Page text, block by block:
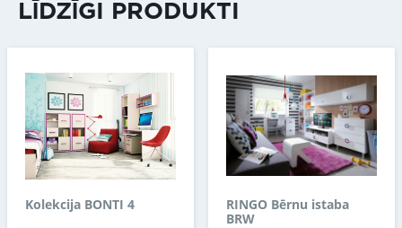
LĪDZĪGI PRODUKTI
Kolekcija BONTI 4
RINGO Bērnu istaba
BRW